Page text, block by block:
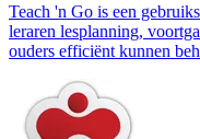
Teach 'n Go is een
leraren lesplanning,
ouders efficiënt kunnen